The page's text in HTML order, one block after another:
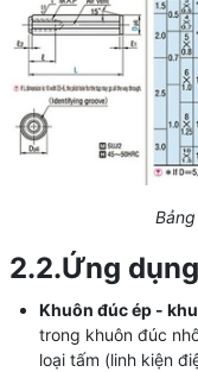
2.2.Ứng dụng
Khuôn đúc ép -
trong khuôn đúc
loại tấm (linh kiện